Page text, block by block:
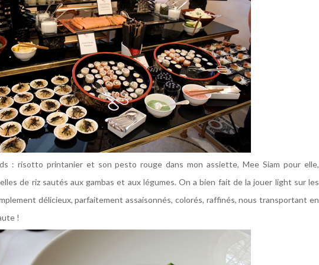
: risotto printanier et son pesto rouge dans mon assiette, Mee Siam pour elle,
de riz sautés aux gambas et aux légumes. On a bien fait de la jouer light sur les
délicieux, parfaitement assaisonnés, colorés, raffinés, nous transportant en
!